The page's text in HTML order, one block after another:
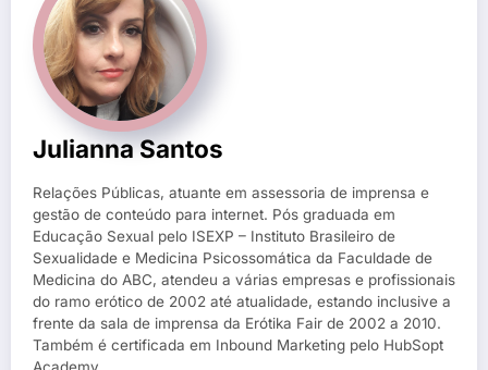
Julianna Santos
Relações Públicas, atuante em assessoria de imprensa e
gestão de conteúdo para internet. Pós graduada em
Educação Sexual pelo ISEXP – Instituto Brasileiro de
Sexualidade e Medicina Psicossomática da Faculdade de
Medicina do ABC, atendeu a várias empresas e profissionais
do ramo erótico de 2002 até atualidade, estando inclusive a
frente da sala de imprensa da Erótika Fair de 2002 a 2010.
Também é certificada em Inbound Marketing pelo HubSopt
Academy.